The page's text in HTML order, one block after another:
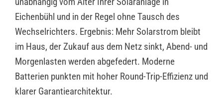
Eichenbühl und in der Regel ohne Tausch des
Wechselrichters. Ergebnis: Mehr Solarstrom bleibt
im Haus, der Zukauf aus dem Netz sinkt, Abend- und
Morgenlasten werden abgefedert. Moderne
Batterien punkten mit hoher Round-Trip-Effizienz und
klarer Garantiearchitektur.